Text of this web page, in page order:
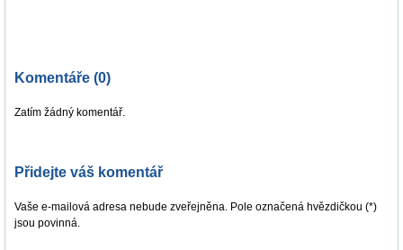
Komentáře (0)
Zatím žádný komentář.
Přidejte váš komentář
Vaše e-mailová adresa nebude zveřejněna. Pole označená hvězdičkou (*)
jsou povinná.